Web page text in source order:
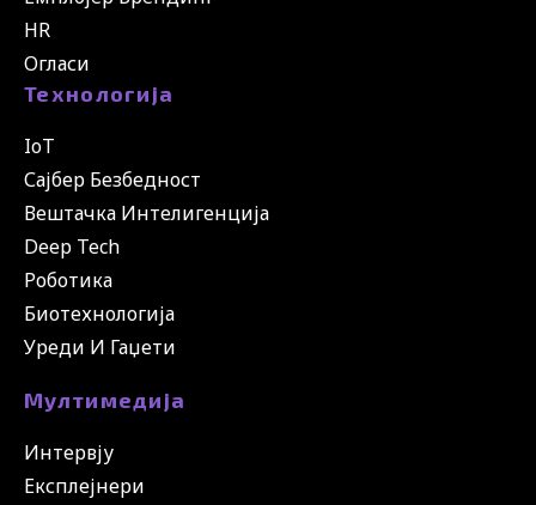
HR
Огласи
Технологија
IoT
Сајбер Безбедност
Вештачка Интелигенција
Deep Tech
Роботика
Биотехнологија
Уреди И Гаџети
Мултимедија
Интервју
Експлејнери